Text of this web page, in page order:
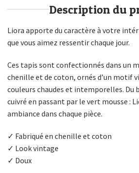
Description du
Liora apporte du caractère à votre
que vous aimez ressentir chaque jour.
Ces tapis sont confectionnés dans un
chenille et de coton, ornés d’un motif
couleurs chaudes et intemporelles. Du
cuivré en passant par le vert mousse :
ambiance dans chaque pièce.
✓ Fabriqué en chenille et coton
✓ Look vintage
✓ Doux